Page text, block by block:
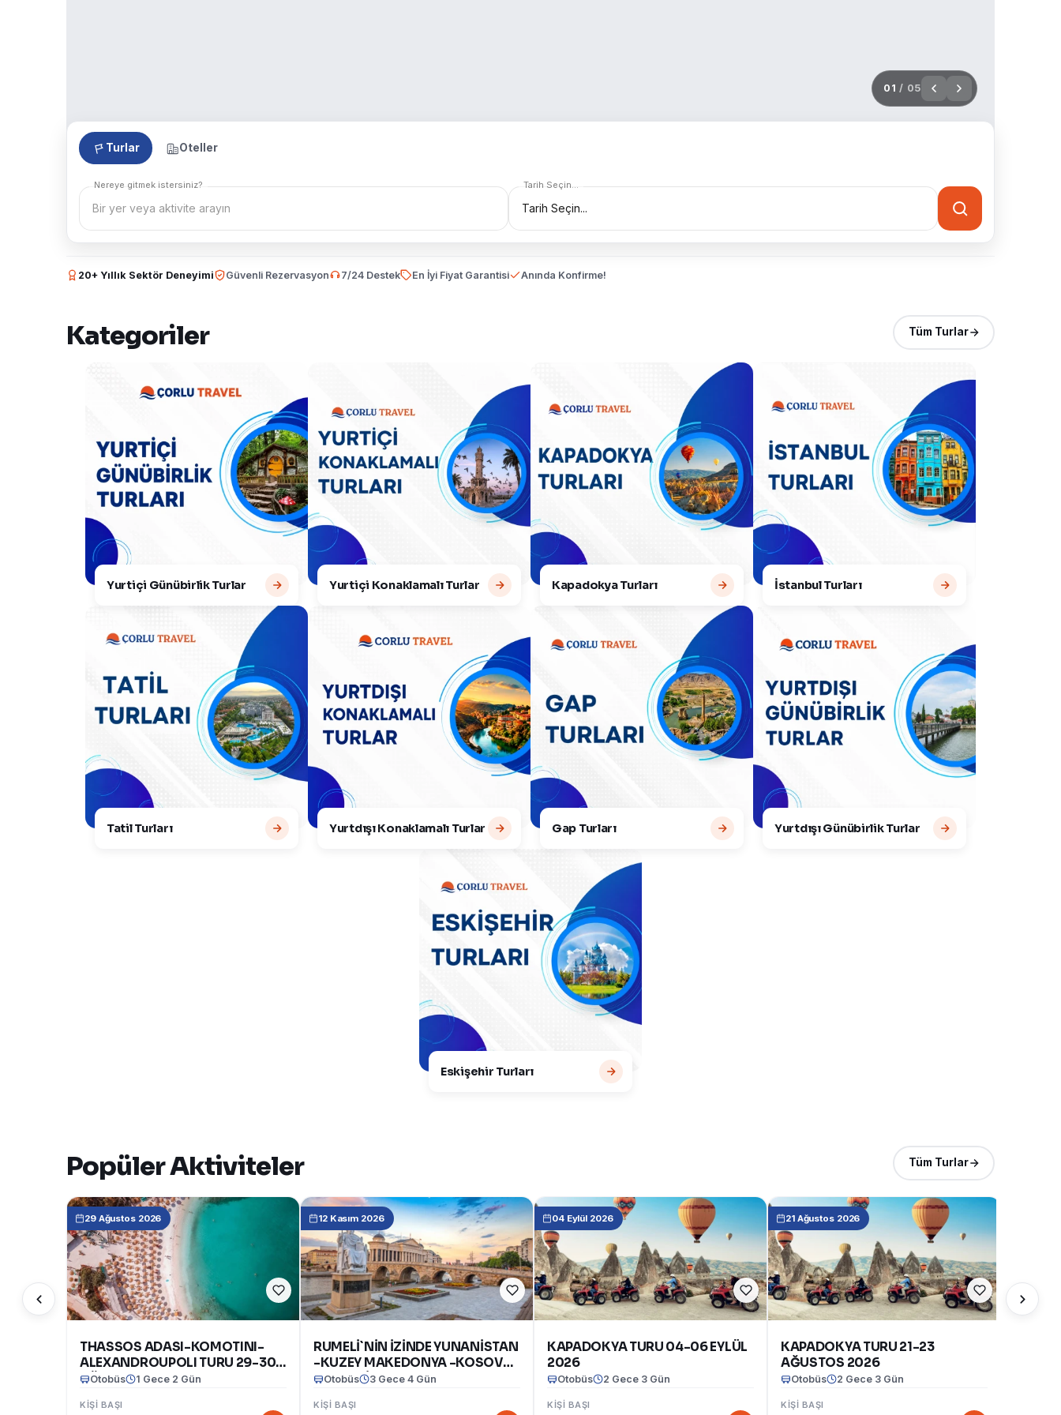
02 / 05
Turlar Oteller
Nereye gitmek istersiniz? Tarih Seçin...
20+ Yıllık Sektör Deneyimi Güvenli Rezervasyon 7/24 Destek En İyi Fiyat Garantisi Anında Konfirme!
Kategoriler Tüm Turlar
Yurtiçi Günübirlik Turlar Yurtiçi Konaklamalı Turlar Kapadokya Turları İstanbul Turları
Tatil Turları Yurtdışı Konaklamalı Turlar Gap Turları Yurtdışı Günübirlik Turlar
Eskişehir Turları
Popüler Aktiviteler Tüm Turlar
29 Ağustos 2026
THASSOS ADASI-KOMOTINI-
ALEXANDROUPOLI TURU 29-30
AĞUSTOS 2026
Otobüs 1 Gece 2 Gün
KIŞI BAŞI
12 Kasım 2026
RUMELİ`NİN İZİNDE YUNANİSTAN
-KUZEY MAKEDONYA -KOSOVA -
BULGARİSTAN TURU(12-15
Otobüs 3 Gece 4 Gün
KIŞI BAŞI
04 Eylül 2026
KAPADOKYA TURU 04-06 EYLÜL
2026
Otobüs 2 Gece 3 Gün
KIŞI BAŞI
21 Ağustos 2026
KAPADOKYA TURU 21-23
AĞUSTOS 2026
Otobüs 2 Gece 3 Gün
KIŞI BAŞI